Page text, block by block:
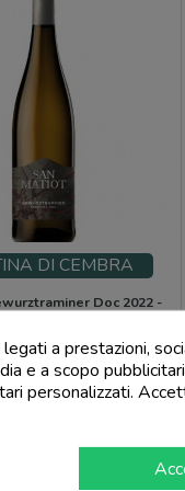
DI CEMBRA
Doc 2022 -
Prezzo
15,99 €a prestazioni,
e a scopo
personalizzati.